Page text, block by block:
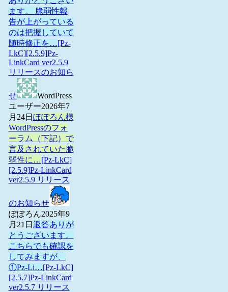
ます。 脆弱性報
告が上がっている
のは把握していて
随時修正を…[Pz-
LkC][2.5.9]Pz-
LinkCard ver2.5.9
リリースのお知ら
せ
WordPress
ユーザー2026年7
月24日 ぽぽろん様
WordPressのフォ
ーラム（下記）で
言及されていた脆
弱性に…[Pz-LkC]
[2.5.9]Pz-LinkCard
ver2.5.9 リリース
のお知らせ
ぽぽろん2025年9
月21日 返答ありが
とうございます。
こちらでも確認を
してみますが、
①Pz-Li…[Pz-LkC]
[2.5.7]Pz-LinkCard
ver2.5.7 リリース